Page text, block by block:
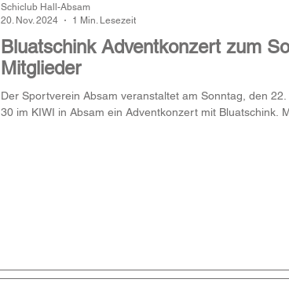
Bluatschink Adventkonzert zum
Mitglieder
Der Sportverein Absam veranstaltet am Sonntag, den
30 im KIWI in Absam ein Adventkonzert mit Bluatschink.
Schiclub Hall-Absam
20. Nov. 2024
1 Min. Lesezeit